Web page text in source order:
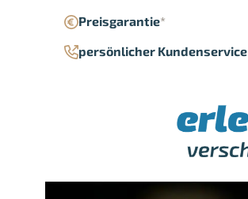
Preisgarantie*
persönlicher Kundenservice